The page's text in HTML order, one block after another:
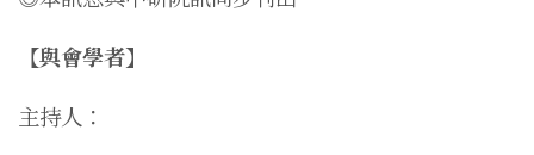
【與會學者】
主持人：